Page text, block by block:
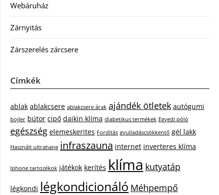
Webáruház
Zárnyitás
Zárszerelés zárcsere
Címkék
ablak ablakcsere ablakcsere árak ajándék ötletek autógumi
bojler bútor cipő daikin klíma diabetikus termékek Egyedi póló
egészség elemeskerites Fordítás gyulladáscsökkentő gél lakk
Használt ultrahang infraszauna internet inverteres klíma
Iphone tartozékok játékok kerítés klíma kutyatáp
légkondi légkondicionáló Méhpempő